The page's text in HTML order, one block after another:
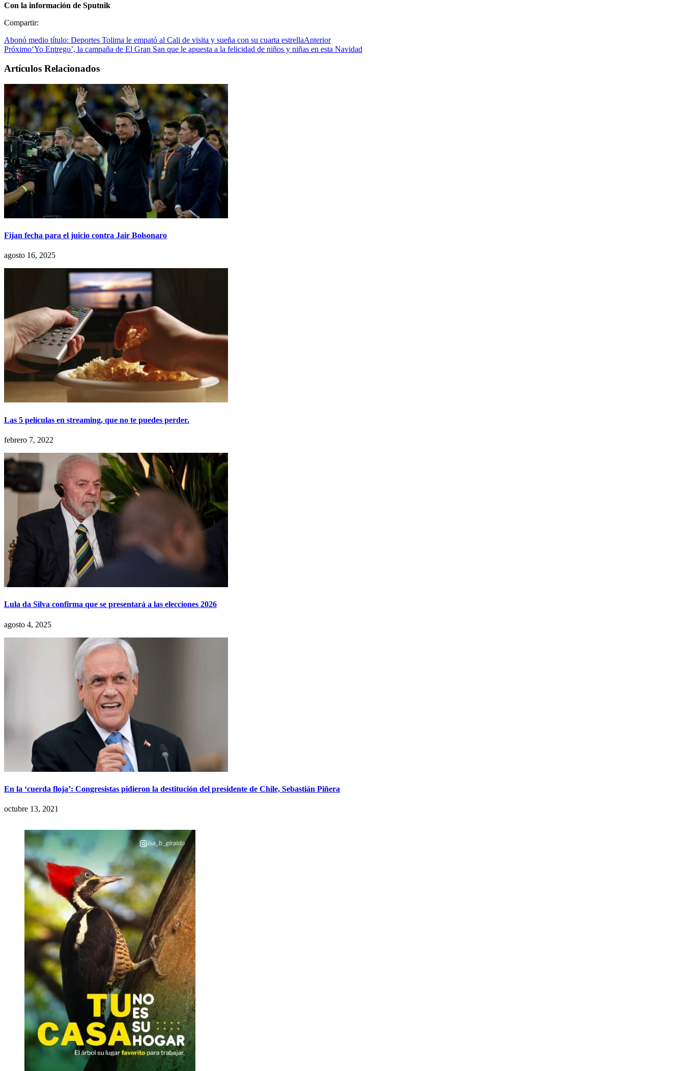
Con la información de Sputnik
Compartir:
Abonó medio título: Deportes Tolima le empató al Cali de visita y sueña con su cuarta estrellaAnterior
Próximo‘Yo Entrego’, la campaña de El Gran San que le apuesta a la felicidad de niños y niñas en esta Navidad
Artículos Relacionados
Fijan fecha para el juicio contra Jair Bolsonaro
agosto 16, 2025
Las 5 películas en streaming, que no te puedes perder.
febrero 7, 2022
Lula da Silva confirma que se presentará a las elecciones 2026
agosto 4, 2025
En la ‘cuerda floja’: Congresistas pidieron la destitución del presidente de Chile, Sebastián Piñera
octubre 13, 2021